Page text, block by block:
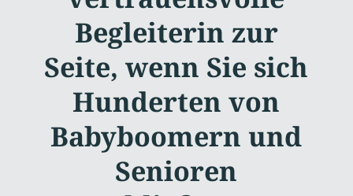
Begleiterin zur
Seite, wenn Sie sich
Hunderten von
Babyboomern und
Senioren